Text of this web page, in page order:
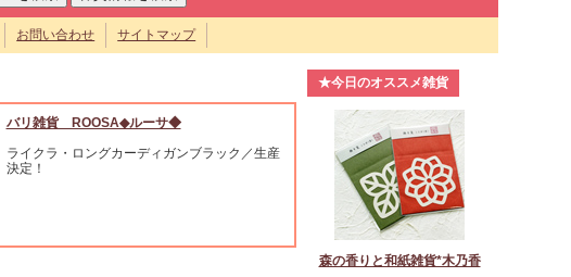
お問い合わせ サイトマップ
バリ雑貨 ROOSA◆ルーサ◆
ライクラ・ロングカーディガンブラック／生産
決定！
★今日のオススメ雑貨
森の香りと和紙雑貨*木乃香